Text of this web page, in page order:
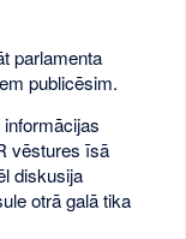
parlamenta
publicēsim.
vēstures īsā
diskusija
otrā galā tika